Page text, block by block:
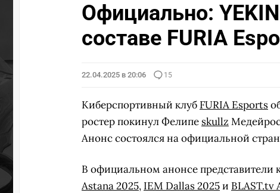
Официально:
составе FURIA
22.04.2025 в 20:06 15
Киберспортивный клуб FURIA Esports
ростер покинул Фелипе skullz
Анонс состоялся на официальной
В официальном анонсе представители
Astana 2025, IEM Dallas 2025и BLAST.tv